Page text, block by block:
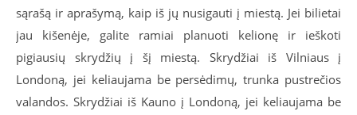
sąrašą ir aprašymą, kaip iš jų nusigauti į miestą. Jei bilietai
jau kišenėje, galite ramiai planuoti kelionę ir ieškoti
pigiausių skrydžių į šį miestą. Skrydžiai iš Vilniaus į
Londoną, jei keliaujama be persėdimų, trunka pustrečios
valandos. Skrydžiai iš Kauno į Londoną, jei keliaujama be